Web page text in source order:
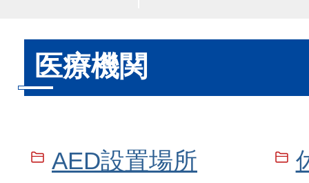
医療機関
AED設置場所